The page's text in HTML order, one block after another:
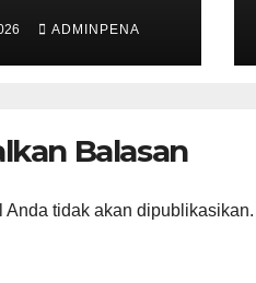
Ketahanan
ADMINPENA
Balasan
Anda tidak akan dipublikasikan.